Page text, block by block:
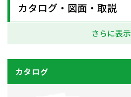
カタログ・図面・取説
さらに表示
カタログ